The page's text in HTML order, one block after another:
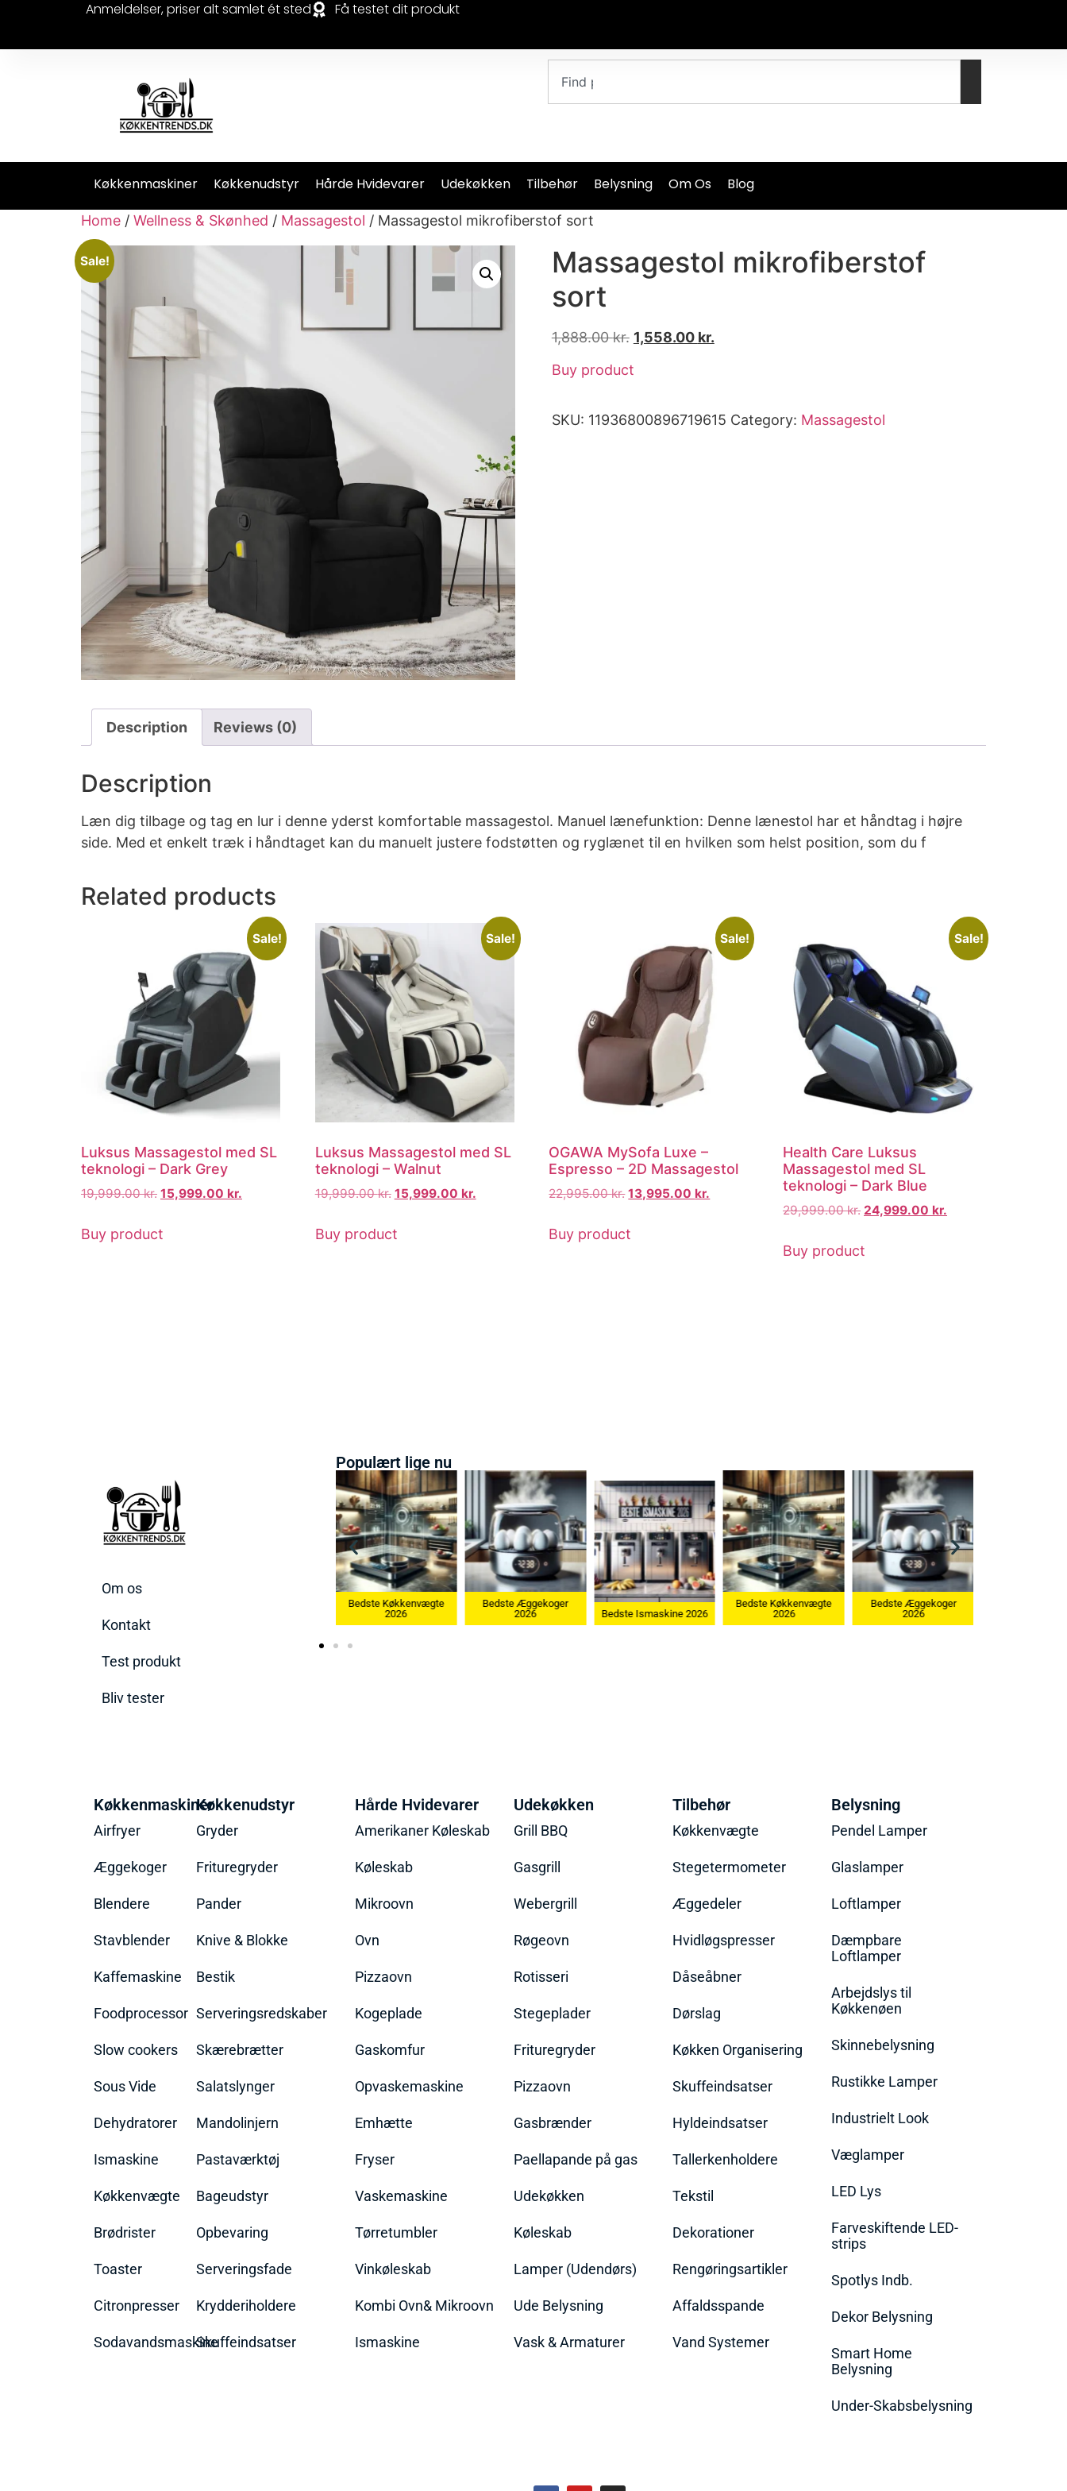
Anmeldelser, priser alt samlet ét sted Få testet dit produkt
Køkkenmaskiner Køkkenudstyr Hårde Hvidevarer Udekøkken Tilbehør Belysning Om Os Blog
Home / Wellness & Skønhed / Massagestol / Massagestol mikrofiberstof sort
Sale!
Massagestol mikrofiberstof
sort
1,888.00kr. 1,558.00 kr.
Buy product
SKU: 11936800896719615 Category: Massagestol
Description Reviews (0)
Description
Læn dig tilbage og tag en lur i denne yderst komfortable massagestol. Manuel lænefunktion: Denne lænestol har et håndtag i højre
side. Med et enkelt træk i håndtaget kan du manuelt justere fodstøtten og ryglænet til en hvilken som helst position, som du f
Related products
Sale!
Luksus Massagestol med SL
teknologi – Dark Grey
19,999.00kr. 15,999.00 kr.
Buy product
Sale!
Luksus Massagestol med SL
teknologi – Walnut
19,999.00kr. 15,999.00 kr.
Buy product
Sale!
OGAWA MySofa Luxe –
Espresso – 2D Massagestol
22,995.00kr. 13,995.00 kr.
Buy product
Sale!
Health Care Luksus
Massagestol med SL
teknologi – Dark Blue
29,999.00kr. 24,999.00 kr.
Buy product
Om os
Kontakt
Test produkt
Bliv tester
Populært lige nu
Bedste Æggekoger
2026
Bedste Ismaskine 2026
Bedste Køkkenvægte
2026
Bedste Æggekoger
2026
Bedste Ismaskine 2026
Køkkenmaskiner
Airfryer
Æggekoger
Blendere
Stavblender
Kaffemaskine
Foodprocessor
Slow cookers
Sous Vide
Dehydratorer
Ismaskine
Køkkenvægte
Brødrister
Toaster
Citronpresser
Sodavandsmaskine
Køkkenudstyr
Gryder
Frituregryder
Pander
Knive & Blokke
Bestik
Serveringsredskaber
Skærebrætter
Salatslynger
Mandolinjern
Pastaværktøj
Bageudstyr
Opbevaring
Serveringsfade
Krydderiholdere
Skuffeindsatser
Hårde Hvidevarer
Amerikaner Køleskab
Køleskab
Mikroovn
Ovn
Pizzaovn
Kogeplade
Gaskomfur
Opvaskemaskine
Emhætte
Fryser
Vaskemaskine
Tørretumbler
Vinkøleskab
Kombi Ovn& Mikroovn
Ismaskine
Udekøkken
Grill BBQ
Gasgrill
Webergrill
Røgeovn
Rotisseri
Stegeplader
Frituregryder
Pizzaovn
Gasbrænder
Paellapande på gas
Udekøkken
Køleskab
Lamper (Udendørs)
Ude Belysning
Vask & Armaturer
Tilbehør
Køkkenvægte
Stegetermometer
Æggedeler
Hvidløgspresser
Dåseåbner
Dørslag
Køkken Organisering
Skuffeindsatser
Hyldeindsatser
Tallerkenholdere
Tekstil
Dekorationer
Rengøringsartikler
Affaldsspande
Vand Systemer
Belysning
Pendel Lamper
Glaslamper
Loftlamper
Dæmpbare
Loftlamper
Arbejdslys til
Køkkenøen
Skinnebelysning
Rustikke Lamper
Industrielt Look
Væglamper
LED Lys
Farveskiftende LED-
strips
Spotlys Indb.
Dekor Belysning
Smart Home
Belysning
Under-Skabsbelysning